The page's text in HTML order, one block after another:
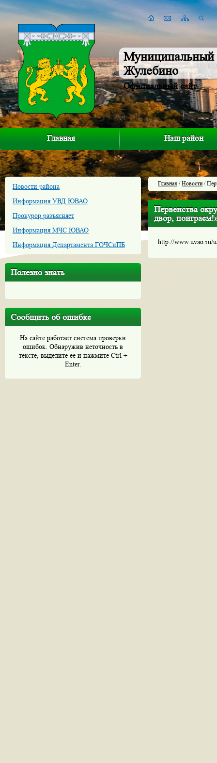
Муниципальный
Жулебино
Официальный сайт
Главная Наш район
Новости района
Информация УВД ЮВАО
Прокурор разъясняет
Информация МЧС ЮВАО
Информация Департамента ГОЧСиПБ
Полезно знать
Сообщить об ошибке
На сайте работает система проверки
ошибок. Обнаружив неточность в
тексте, выделите ее и нажмите Ctrl +
Enter.
Главная /Новости/
Первенства
двор,
http://www.uvao.ru/